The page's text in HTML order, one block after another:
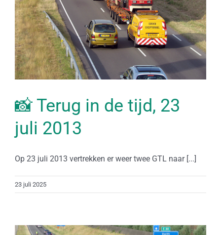
📸 Terug in de tijd, 23
juli 2013
Op 23 juli 2013 vertrekken er weer twee GTL naar [...]
23 juli 2025